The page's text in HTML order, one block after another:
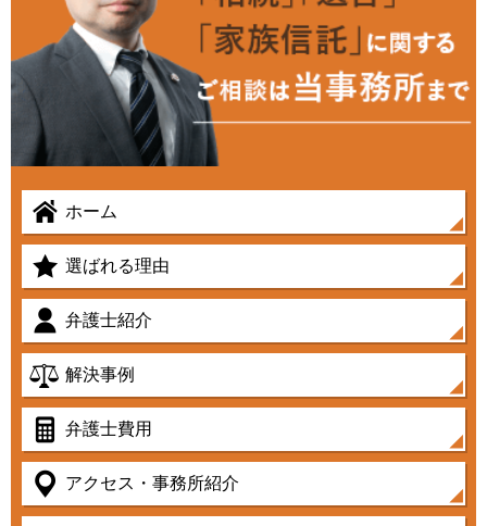
ホーム
選ばれる理由
弁護士紹介
解決事例
弁護士費用
アクセス・事務所紹介